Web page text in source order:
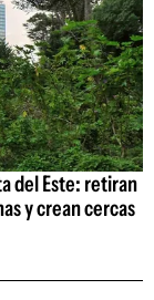
del Este: retiran
y crean cercas